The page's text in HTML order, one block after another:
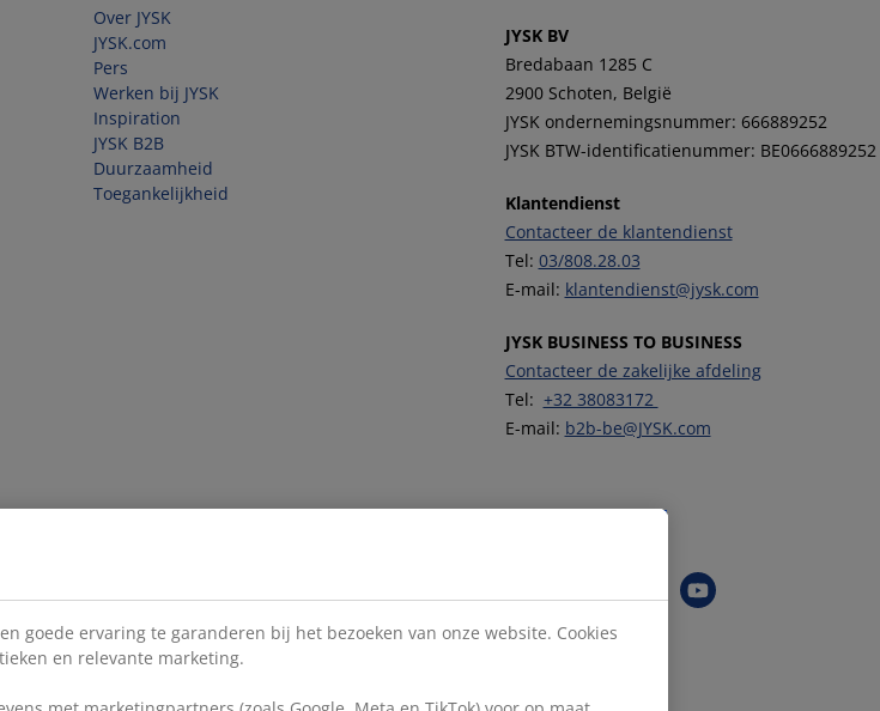
Over JYSK
JYSK.com
Pers
Werken bij JYSK
Inspiration
JYSK B2B
Duurzaamheid
Toegankelijkheid
JYSK BV
Bredabaan 1285 C
2900 Schoten, België
JYSK ondernemingsnummer: 666889252
JYSK BTW-identificatienummer: BE0666889252
Klantendienst
Contacteer de klantendienst
Tel: 03/808.28.03
E-mail: klantendienst@jysk.com
JYSK BUSINESS TO BUSINESS
Contacteer de zakelijke afdeling
Tel: +32 38083172
E-mail: b2b-be@JYSK.com
goede ervaring te garanderen bij het bezoeken van onze website. Cookies
en relevante marketing.